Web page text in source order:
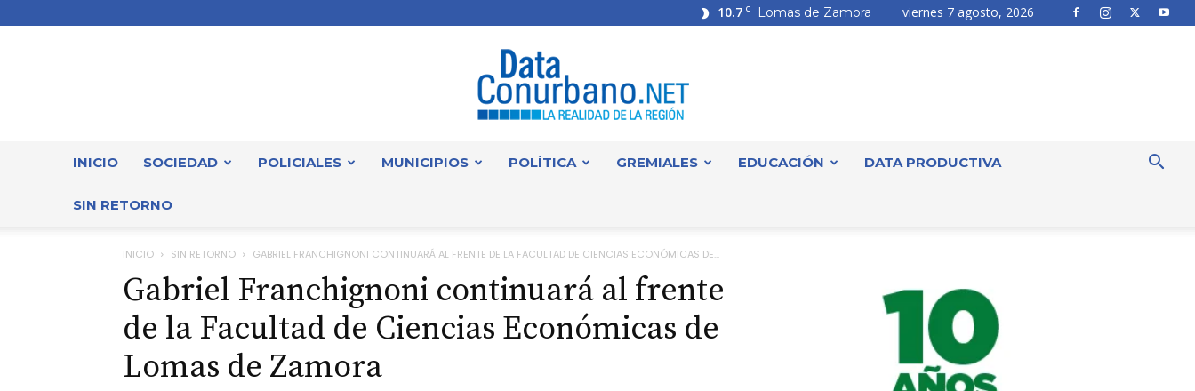
10.7 C Lomas de Zamora viernes 7 agosto, 2026
INICIO SOCIEDAD POLICIALES MUNICIPIOS POLÍTICA GREMIALES EDUCACIÓN DATA PRODUCTIVA
SIN RETORNO
INICIO SIN RETORNO GABRIEL FRANCHIGNONI CONTINUARÁ AL FRENTE DE LA FACULTAD DE CIENCIAS ECONÓMICAS DE...
Gabriel Franchignoni continuará al frente
de la Facultad de Ciencias Económicas de
Lomas de Zamora